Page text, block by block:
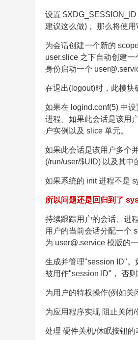
设置
建议这么做)， 那么将使
为会话创建一个新的
user.slice 之下自动创建
身份启动一个
在退出(logout)时，此模块
如果在 logind.conf(5) 中
进程。如果此会话是该用
户实例以及 slice 单元。
如果此会话是该用户多个
(/run/user/$UID) 以及其中
如果系统的 init 进程不是
所以问题还是回归到了
持续跟踪用户的会话、进
用户的当前会话分配一个
为 user@.service 模版的一
生成并管理"session ID"
被用作"session ID"， 否
为用户的特权操作(例如关
为应用程序实现 阻止关闭
处理 硬件关机/休眠按钮的